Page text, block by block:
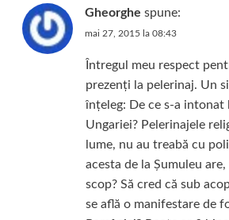
Gheorghe spune:
mai 27, 2015 la 08:43
Întregul meu respect
prezenți la pelerinaj. Un
înțeleg: De ce s-a intonat
Ungariei? Pelerinajele
lume, nu au treabă cu
acesta de la Șumuleu
scop? Să cred că sub
se află o manifestare de